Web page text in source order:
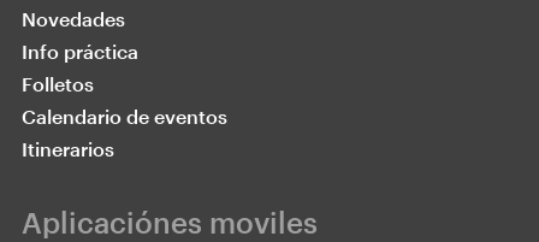
Novedades
Info práctica
Folletos
Calendario de eventos
Itinerarios
Aplicaciónes moviles